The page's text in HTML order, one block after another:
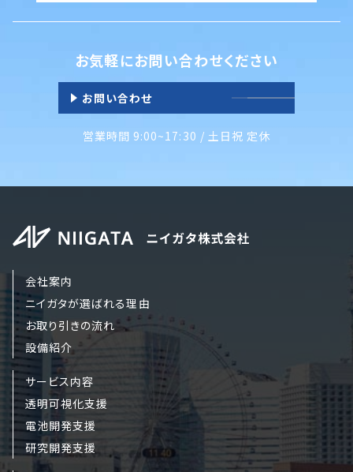
お気軽にお問い合わせください
お問い合わせ
営業時間 9:00~17:30 / 土日祝 定休
会社案内
ニイガタが選ばれる理由
お取り引きの流れ
設備紹介
サービス内容
透明可視化支援
電池開発支援
研究開発支援